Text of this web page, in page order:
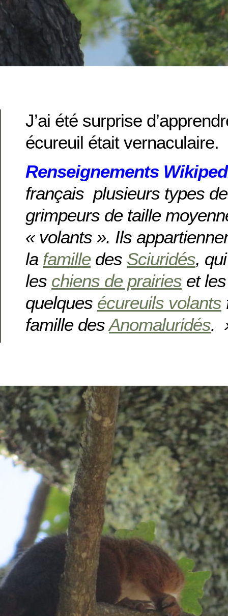
J’ai été surprise
écureuil était vernaculaire.
Renseignements
français plusieurs types
grimpeurs de taille
« volants ». Ils
la familledes Sciuridés,
les chiens de prairies et
quelques écureuils volants
famille desAnomaluridés.